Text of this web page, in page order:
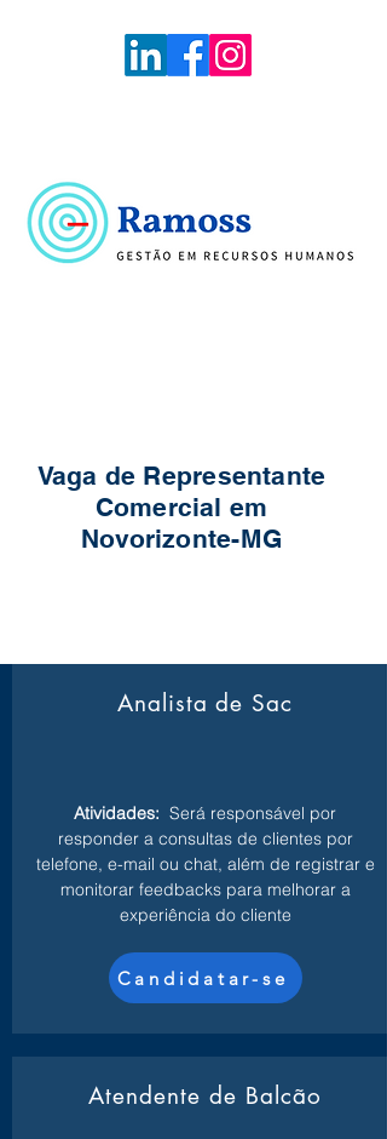
Vaga de Representante
Comercial em
Novorizonte-MG
Analista de Sac
Atividades: Será responsável por
responder a consultas de clientes por
telefone, e-mail ou chat, além de registrar e
monitorar feedbacks para melhorar a
experiência do cliente
Candidatar-se
Atendente de Balcão